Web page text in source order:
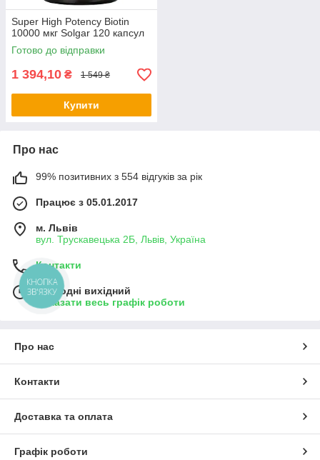
Super High Potency Biotin
10000 мкг Solgar 120 капсул
Готово до відправки
1 394,10 ₴ 1 549 ₴
Купити
Про нас
99% позитивних з 554 відгуків за рік
Працює з 05.01.2017
м. Львів
вул. Трускавецька 2Б, Львів, Україна
Контакти
Сьогодні вихідний
Показати весь графік роботи
Про нас
Контакти
Доставка та оплата
Графік роботи
КНОПКА
ЗВ'ЯЗКУ